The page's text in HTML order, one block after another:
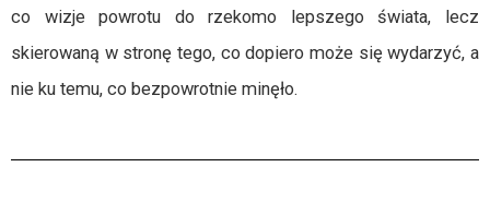
co wizje powrotu do rzekomo lepszego świata, lecz
skierowaną w stronę tego, co dopiero może się wydarzyć, a
nie ku temu, co bezpowrotnie minęło.